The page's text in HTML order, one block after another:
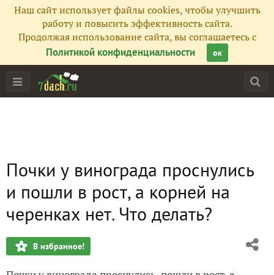
Наш сайт использует файлы cookies, чтобы улучшить
работу и повысить эффективность сайта.
Продолжая использование сайта, вы соглашаетесь с
Политикой конфиденциальности
ок
Почки у винограда проснулись
и пошли в рост, а корней на
черенках нет. Что делать?
В избранное!